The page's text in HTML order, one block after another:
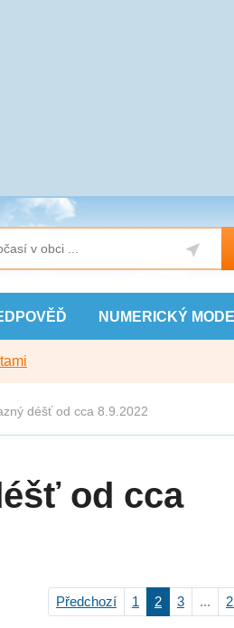
NUMERICKÝ
déšť od cca 8.9.2022
od cca
Předchozí 1 2 3 ...